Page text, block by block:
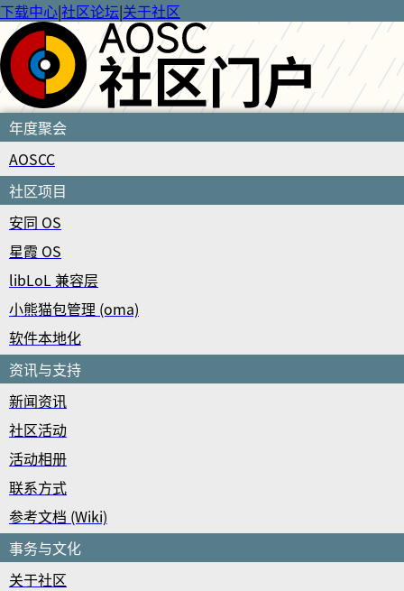
下载中心|社区论坛|关于社区
年度聚会
AOSCC
社区项目
安同 OS
星霞 OS
libLoL 兼容层
小熊猫包管理 (oma)
软件本地化
资讯与支持
新闻资讯
社区活动
活动相册
联系方式
参考文档 (Wiki)
事务与文化
关于社区